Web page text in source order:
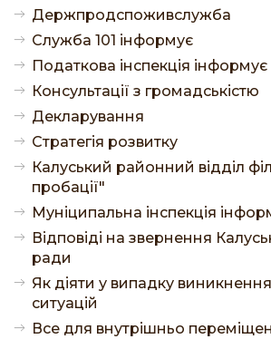
Держпродспоживслужба
Служба 101 інформує
Податкова інспекція інформує
Консультації з громадськістю
Декларування
Стратегія розвитку
Калуський районний відділ
пробації"
Муніципальна інспекція
Відповіді на звернення
ради
Як діяти у випадку
ситуацій
Все для внутрішньо